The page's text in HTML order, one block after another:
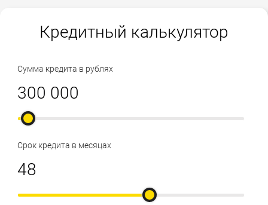
Кредитный калькулятор
Сумма кредита в рублях
Срок кредита в месяцах